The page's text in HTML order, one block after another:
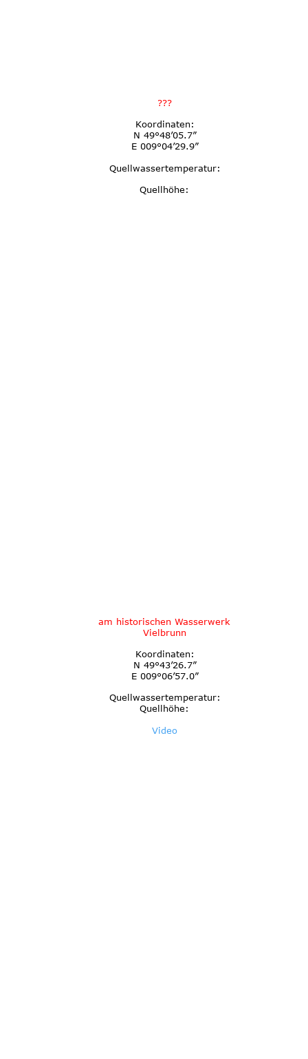
???
Koordinaten:
N 49°48’05.7”
E 009°04’29.9”
Quellwassertemperatur:
Quellhöhe:
am historischen Wasserwerk
Vielbrunn
Koordinaten:
N 49°43’26.7”
E 009°06’57.0”
Quellwassertemperatur:
Quellhöhe:
Video